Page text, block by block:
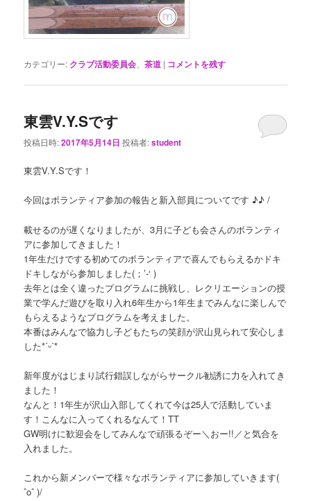
カテゴリー: クラブ活動委員会 、茶道 | コメントを残す
東雲V.Y.Sです
投稿日時:2017年5月14日 投稿者:student
東雲V.Y.Sです！
今回はボランティア参加の報告と新入部員についてです ♪♪ /
載せるのが遅くなりましたが、3月に子ども会さんのボランティ
アに参加してきました！
1年生だけでする初めてのボランティアで喜んでもらえるかドキ
ドキしながら参加しました(；’-‘ )
去年とは全く違ったプログラムに挑戦し、レクリエーションの授
業で学んだ遊びを取り入れ6年生から1年生までみんなに楽しんで
もらえるようなプログラムを考えました。
本番はみんなで協力し子どもたちの笑顔が沢山見られて安心しま
した*ˊᵕˋ*
新年度がはじまり試行錯誤しながらサークル勧誘に力を入れてき
ました！
なんと！1年生が沢山入部してくれて今は25人で活動していま
す！こんなに入ってくれるなんて！TT
GW明けに歓迎会をしてみんなで頑張るぞー＼おー!!／と気合を
入れました。
これから新メンバーで様々なボランティアに参加していきます(
ˆoˆ )/